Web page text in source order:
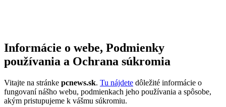
Informácie o webe, Podmienky
používania a Ochrana súkromia
Vitajte na stránke pcnews.sk. Tu nájdete dôležité informácie o
fungovaní nášho webu, podmienkach jeho používania a spôsobe,
akým pristupujeme k vášmu súkromiu.